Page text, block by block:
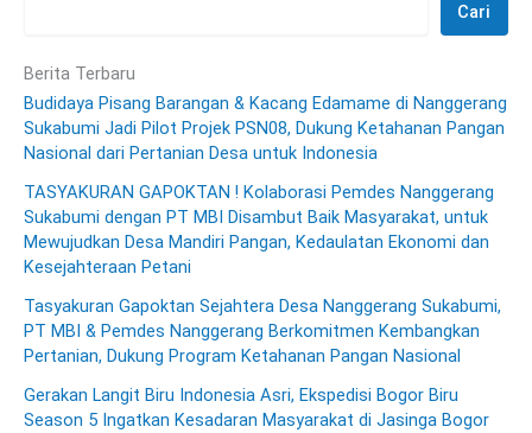
Cari
Berita Terbaru
Budidaya Pisang Barangan & Kacang Edamame di Nanggerang
Sukabumi Jadi Pilot Projek PSN08, Dukung Ketahanan Pangan
Nasional dari Pertanian Desa untuk Indonesia
TASYAKURAN GAPOKTAN ! Kolaborasi Pemdes Nanggerang
Sukabumi dengan PT MBI Disambut Baik Masyarakat, untuk
Mewujudkan Desa Mandiri Pangan, Kedaulatan Ekonomi dan
Kesejahteraan Petani
Tasyakuran Gapoktan Sejahtera Desa Nanggerang Sukabumi,
PT MBI & Pemdes Nanggerang Berkomitmen Kembangkan
Pertanian, Dukung Program Ketahanan Pangan Nasional
Gerakan Langit Biru Indonesia Asri, Ekspedisi Bogor Biru
Season 5 Ingatkan Kesadaran Masyarakat di Jasinga Bogor